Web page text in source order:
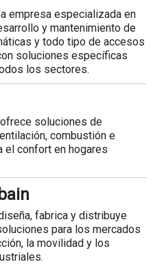
empresa especializada en
y mantenimiento de
y todo tipo de accesos
soluciones específicas
los sectores.
soluciones de
combustión e
el confort en hogares
fabrica y distribuye
para los mercados
la movilidad y los